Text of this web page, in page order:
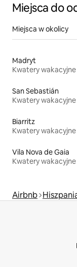
Miejsca do
Miejsca w okolicy
Madryt
Kwatery wakacyjne
San Sebastián
Kwatery wakacyjne
Biarritz
Kwatery wakacyjne
Vila Nova de Gaia
Kwatery wakacyjne
Airbnb